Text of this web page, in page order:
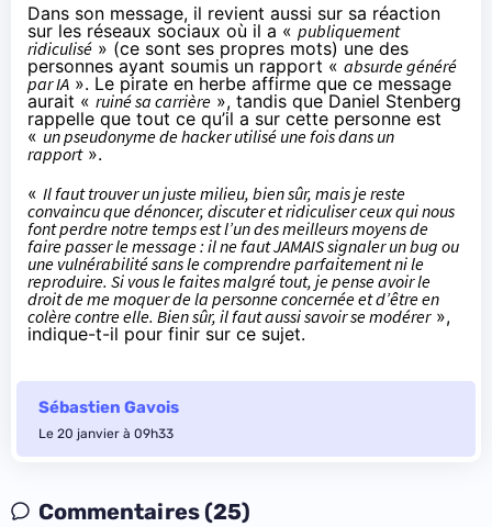
Dans son message, il revient aussi sur sa réaction
sur les réseaux sociaux où il a « publiquement
ridiculisé » (ce sont ses propres mots) une des
personnes ayant soumis un rapport « absurde généré
par IA ». Le pirate en herbe affirme que ce message
aurait « ruiné sa carrière », tandis que Daniel Stenberg
rappelle que tout ce qu’il a sur cette personne est
« un pseudonyme de hacker utilisé une fois dans un
rapport».
« Il faut trouver un juste milieu, bien sûr, mais je reste
convaincu que dénoncer, discuter et ridiculiser ceux qui nous
font perdre notre temps est l’un des meilleurs moyens de
faire passer le message : il ne faut JAMAIS signaler un bug ou
une vulnérabilité sans le comprendre parfaitement ni le
reproduire. Si vous le faites malgré tout, je pense avoir le
droit de me moquer de la personne concernée et d’être en
colère contre elle. Bien sûr, il faut aussi savoir se modérer»,
indique-t-il pour finir sur ce sujet.
Sébastien Gavois
Le 20 janvier à 09h33
Commentaires (25)